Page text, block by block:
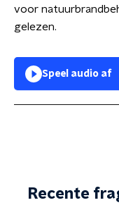
voor
gelezen.
Speel audio af
Recente